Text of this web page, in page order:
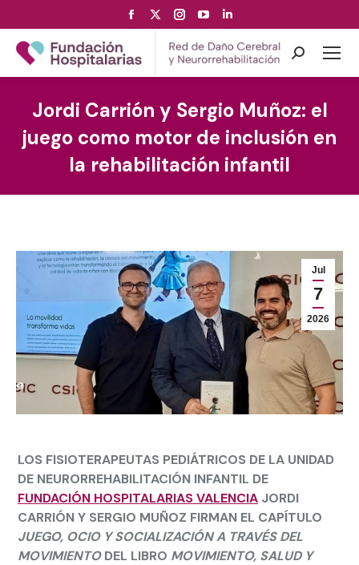
Facebook
page
opens
in
window
page
opens
in
window
Instagram
page
opens
in
window
YouTube
page
opens
in
window
page
opens
in
window
Search:
Jordi Carrión y Sergio Muñoz: el
juego como motor de inclusión en
la rehabilitación infantil
Jul
7
2026
LOS FISIOTERAPEUTAS PEDIÁTRICOS DE LA UNIDAD
DE NEURORREHABILITACIÓN INFANTIL DE
FUNDACIÓN HOSPITALARIAS VALENCIA JORDI
CARRIÓNY SERGIO MUÑOZ FIRMAN EL CAPÍTULO
JUEGO, OCIO Y SOCIALIZACIÓN A TRAVÉS DEL
MOVIMIENTODEL LIBRO MOVIMIENTO, SALUD Y